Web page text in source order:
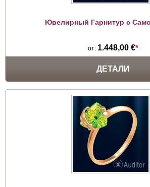
Ювелирный Гарнитур с
от: 1.448,00 €*
ДЕТАЛИ